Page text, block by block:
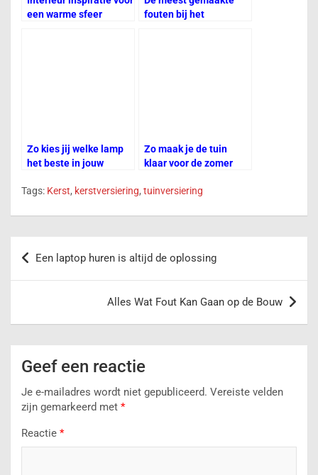
sl
een warme sfeer
fouten bij het
Zo kies jij welke lamp
het beste in jouw
Zo maak je de tuin
klaar voor de zomer
Tags: Kerst, kerstversiering, tuinversiering
Een laptop huren is altijd de oplossing
Alles Wat Fout Kan Gaan op de Bouw
Geef een reactie
Je e-mailadres wordt niet gepubliceerd. Vereiste velden
zijn gemarkeerd met *
Reactie *